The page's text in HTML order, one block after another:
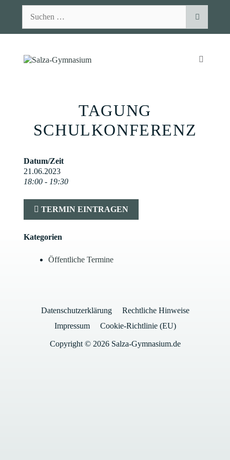
nach:
TAGUNG
SCHULKONFERENZ
Datum/Zeit
21.06.2023
18:00 - 19:30
TERMIN EINTRAGEN
Kategorien
Öffentliche Termine
Datenschutzerklärung
Rechtliche Hinweise
Impressum
Cookie-Richtlinie (EU)
Copyright © 2026 Salza-Gymnasium.de